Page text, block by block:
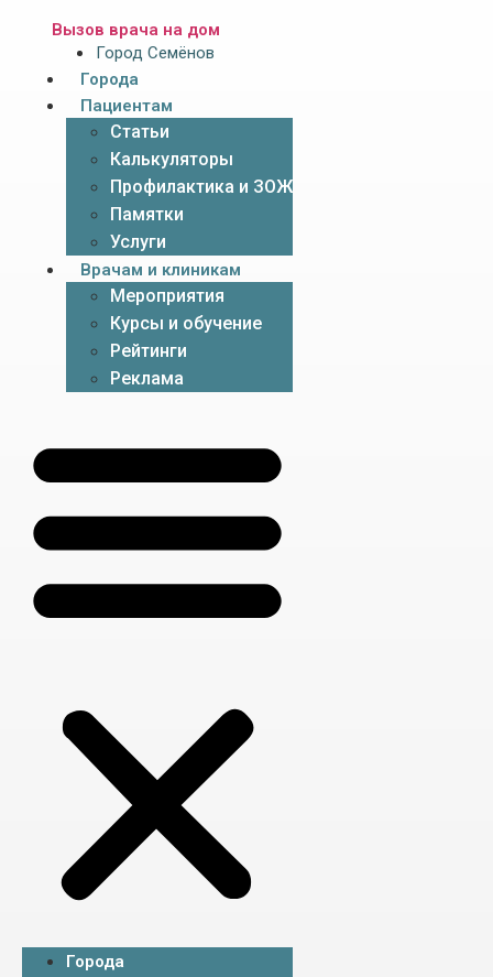
Вызов врача на дом
Город Семёнов
Города
Пациентам
Статьи
Калькуляторы
Профилактика и ЗОЖ
Памятки
Услуги
Врачам и клиникам
Мероприятия
Курсы и обучение
Рейтинги
Реклама
Города